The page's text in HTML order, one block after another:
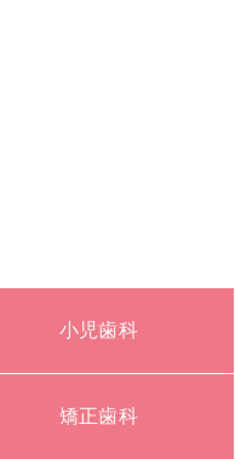
小児歯科
矯正歯科